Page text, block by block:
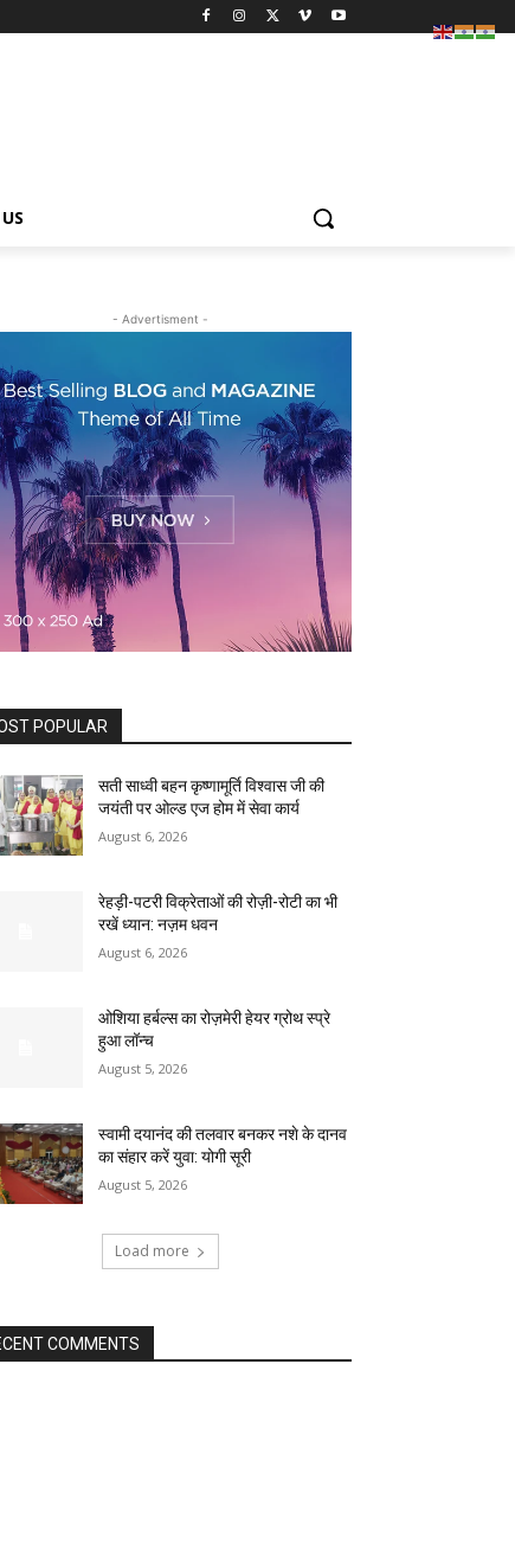
- Advertisment -
POPULAR
सती साध्वी बहन कृष्णामूर्ति विश्वास जी की
जयंती पर ओल्ड एज होम में सेवा कार्य
August 6, 2026
रेहड़ी-पटरी विक्रेताओं की रोज़ी-रोटी का भी
रखें ध्यान: नज़म धवन
August 6, 2026
ओशिया हर्बल्स का रोज़मेरी हेयर ग्रोथ स्प्रे
हुआ लॉन्च
August 5, 2026
स्वामी दयानंद की तलवार बनकर नशे के दानव
का संहार करें युवा: योगी सूरी
August 5, 2026
Load more
COMMENTS